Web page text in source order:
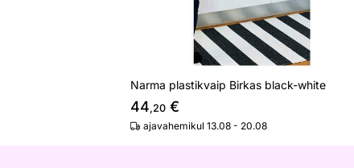
Narma plastikvaip Birkas black-white
44,20 €
ajavahemikul 13.08 - 20.08